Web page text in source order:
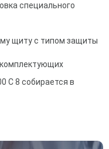
специального
щиту с типом защиты
C 8 собирается в